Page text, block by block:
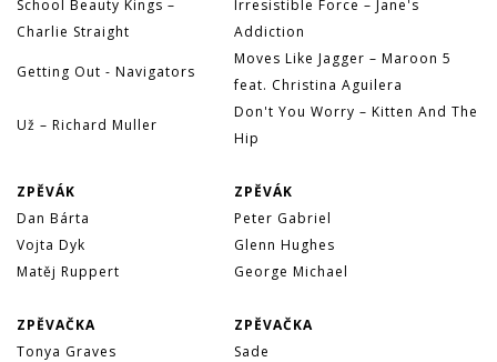
School Beauty Kings –
Charlie Straight
Irresistible Force – Jane's
Addiction
Getting Out - Navigators
Moves Like Jagger – Maroon 5
feat. Christina Aguilera
Už – Richard Muller
Don't You Worry – Kitten And The
Hip
ZPĚVÁK
ZPĚVÁK
Dan Bárta
Peter Gabriel
Vojta Dyk
Glenn Hughes
Matěj Ruppert
George Michael
ZPĚVAČKA
ZPĚVAČKA
Tonya Graves
Sade